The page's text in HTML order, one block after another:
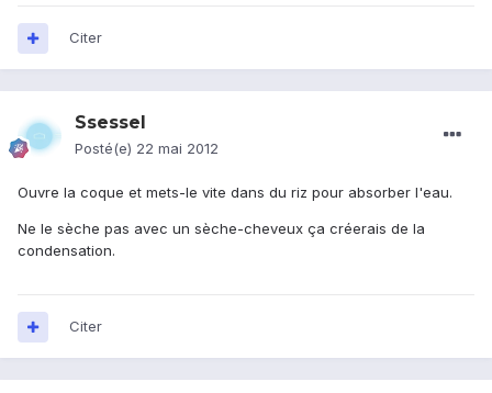
Citer
Ssessel
Posté(e) 22 mai 2012
Ouvre la coque et mets-le vite dans du riz pour absorber l'eau.
Ne le sèche pas avec un sèche-cheveux ça créerais de la
condensation.
Citer